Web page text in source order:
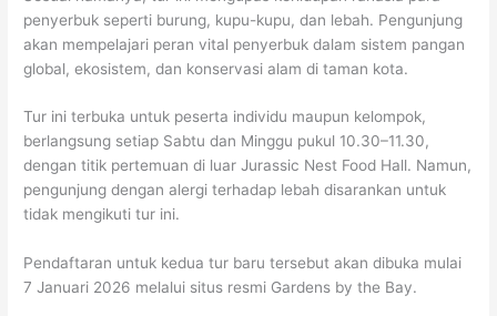
penyerbuk seperti burung, kupu-kupu, dan lebah. Pengunjung
akan mempelajari peran vital penyerbuk dalam sistem pangan
global, ekosistem, dan konservasi alam di taman kota.
Tur ini terbuka untuk peserta individu maupun kelompok,
berlangsung setiap Sabtu dan Minggu pukul 10.30–11.30,
dengan titik pertemuan di luar Jurassic Nest Food Hall. Namun,
pengunjung dengan alergi terhadap lebah disarankan untuk
tidak mengikuti tur ini.
Pendaftaran untuk kedua tur baru tersebut akan dibuka mulai
7 Januari 2026 melalui situs resmi Gardens by the Bay.